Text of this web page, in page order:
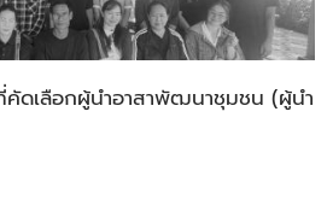
ดเลือกผู้นำอาสาพัฒนาชุมชน (ผู้นำ